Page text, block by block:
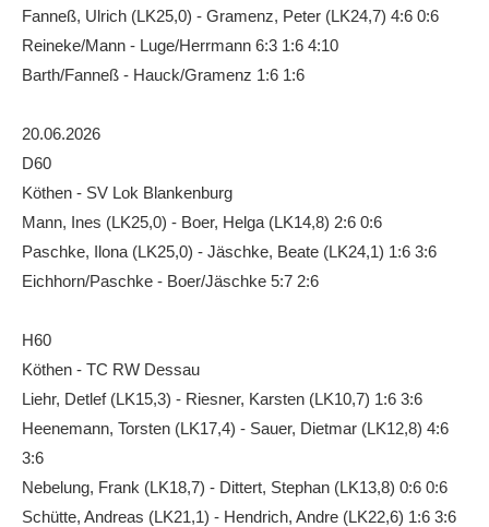
Punktspiele
Punktspiele Wintersaison 2025/2026
Jugend
Trainingszeiten
Trainer
Kinder- und Jugendtraining
EVENTS & TURNIERE
4-Städte-Turnier
Unternehmer-Cup 2026
Fanneß, Ulrich (LK25,0) - Gramenz, Peter (LK24,7) 4:6 0:6
Reineke/Mann - Luge/Herrmann 6:3 1:6 4:10
Barth/Fanneß - Hauck/Gramenz 1:6 1:6
20.06.2026
D60
Köthen - SV Lok Blankenburg
Mann, Ines (LK25,0) - Boer, Helga (LK14,8) 2:6 0:6
Paschke, Ilona (LK25,0) - Jäschke, Beate (LK24,1) 1:6 3:6
Eichhorn/Paschke - Boer/Jäschke 5:7 2:6
H60
Köthen - TC RW Dessau
Liehr, Detlef (LK15,3) - Riesner, Karsten (LK10,7) 1:6 3:6
Heenemann, Torsten (LK17,4) - Sauer, Dietmar (LK12,8) 4:6
3:6
Nebelung, Frank (LK18,7) - Dittert, Stephan (LK13,8) 0:6 0:6
Schütte, Andreas (LK21,1) - Hendrich, Andre (LK22,6) 1:6 3:6